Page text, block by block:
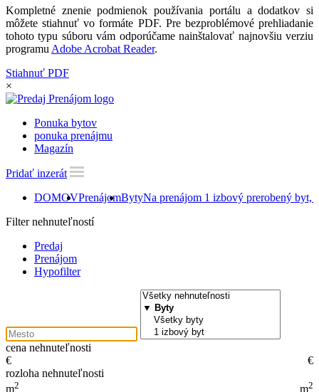
Kompletné znenie podmienok používania portálu a dodatkov si
môžete stiahnuť vo formáte PDF. Pre bezproblémové prehliadanie
tohoto typu súboru vám odporúčame nainštalovať najnovšiu verziu
programu Adobe Acrobat Reader.
Stiahnuť PDF
×
Ponuka bytov
ponuka prenájmu
Magazín
Pridať inzerát
DOMOVPrenájomBytyNa prenájom 1 izbový prerobený byt,
Filter nehnuteľností
Predaj
Prenájom
Hypofilter
cena nehnuteľnosti
€
€
rozloha nehnuteľnosti
m2 m2